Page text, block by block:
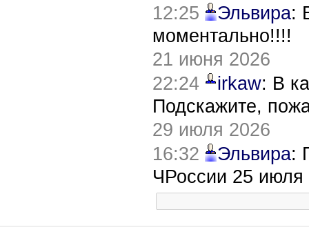
12:25
Эльвира:
моментально!!!!
21 июня 2026
22:24
irkaw: В
Подскажите,
29 июля 2026
16:32
Эльвира:
ЧРоссии 25 июля